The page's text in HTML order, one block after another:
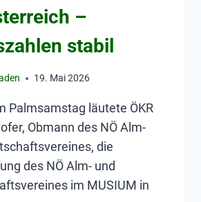
–
stabil
19. Mai 2026
Palmsamstag läutete ÖKR
Obmann des NÖ Alm-
die
des NÖ Alm- und
im MUSIUM in